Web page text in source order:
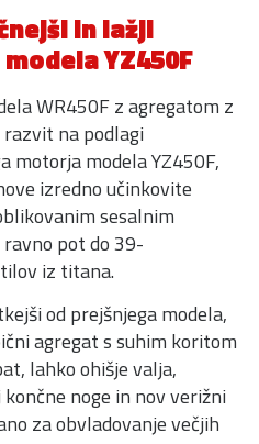
in lažji
YZ450F
WR450F z agregatom z
na podlagi
motorja modela YZ450F,
izredno učinkovite
sesalnim
pot do 39-
iz titana.
od prejšnjega modela,
agregat s suhim koritom
lahko ohišje valja,
noge in nov verižni
za obvladovanje večjih